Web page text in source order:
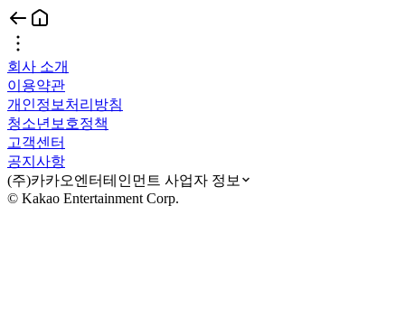
회사 소개
이용약관
개인정보처리방침
청소년보호정책
고객센터
공지사항
(주)카카오엔터테인먼트 사업자 정보
© Kakao Entertainment Corp.